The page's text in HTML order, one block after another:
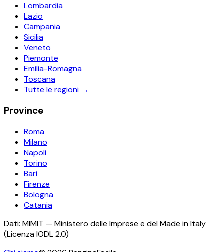
Lombardia
Lazio
Campania
Sicilia
Veneto
Piemonte
Emilia-Romagna
Toscana
Tutte le regioni →
Province
Roma
Milano
Napoli
Torino
Bari
Firenze
Bologna
Catania
Dati: MIMIT — Ministero delle Imprese e del Made in Italy
(Licenza IODL 2.0)